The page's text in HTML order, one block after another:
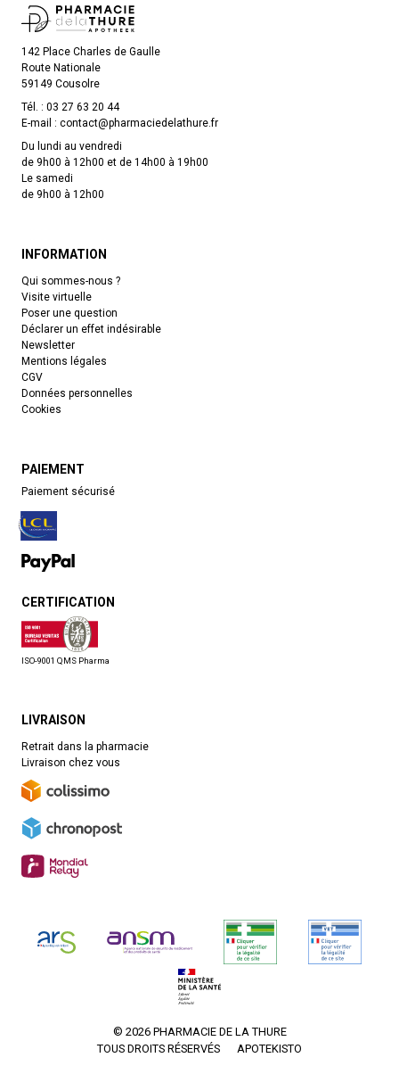
142 Place Charles de Gaulle
Route Nationale
59149 Cousolre
Tél. : 03 27 63 20 44
E-mail : contact@pharmaciedelathure.fr
Du lundi au vendredi
de 9h00 à 12h00 et de 14h00 à 19h00
Le samedi
de 9h00 à 12h00
INFORMATION
Qui sommes-nous ?
Visite virtuelle
Poser une question
Déclarer un effet indésirable
Newsletter
Mentions légales
CGV
Données personnelles
Cookies
PAIEMENT
Paiement sécurisé
CERTIFICATION
ISO-9001 QMS Pharma
LIVRAISON
Retrait dans la pharmacie
Livraison chez vous
© 2026 PHARMACIE DE LA THURE
TOUS DROITS RÉSERVÉS
APOTEKISTO